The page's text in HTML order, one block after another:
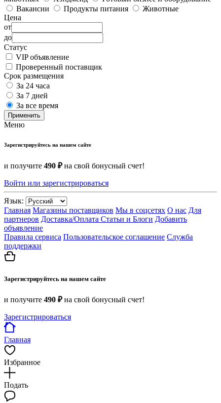
Вакансии
Продукты питания
Животные
Цена
от
до
Статус
VIP объявление
Проверенный поставщик
Срок размещения
За 24 часа
За 7 дней
За все время
Применить
Меню
Зарегистрируйтесь на нашем сайте
и получите 490 ₽на свой бонусный счет!
Войти или зарегистрироваться
Язык:
Главная Магазины поставщиков Мы в соцсетях О нас Для
партнеров Доставка/Оплата Статьи и Блоги Добавить
объявление
Правила сервиса Пользовательское соглашение Служба
поддержки
Зарегистрируйтесь на нашем сайте
и получите 490 ₽на свой бонусный счет!
Зарегистрироваться
Главная
Избранное
Подать